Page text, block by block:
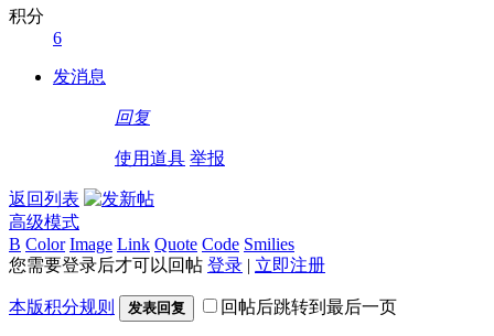
积分
6
发消息
回复
使用道具 举报
返回列表
高级模式
B Color Image Link Quote Code Smilies
您需要登录后才可以回帖 登录 | 立即注册
本版积分规则 发表回复 回帖后跳转到最后一页